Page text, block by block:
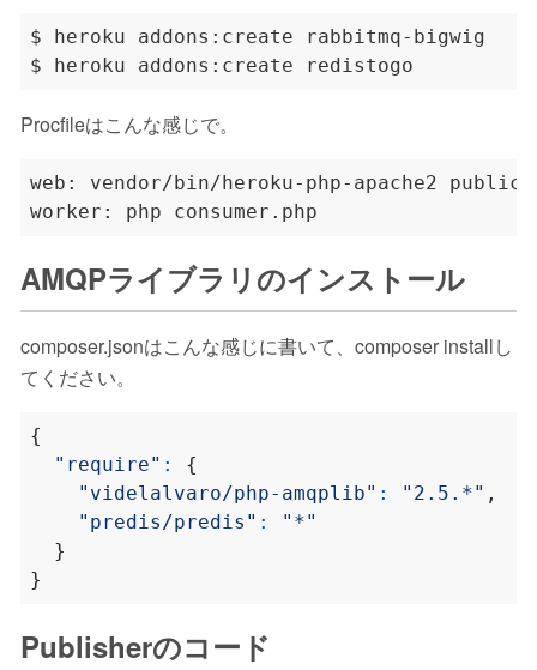
Procfileはこんな感じで。
AMQPライブラリのインストール
composer.jsonはこんな感じに書いて、composer installし
てください。
{
"require" :
{
"videlalvaro/php-amqplib" : "2.5.*" ,
"predis/predis" :
"*"
}
}
Publisherのコード